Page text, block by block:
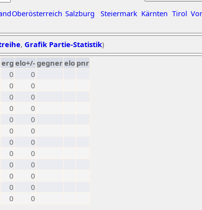
Oberösterreich Salzburg Steiermark Kärnten Tirol
, Grafik Partie-Statistik)
erg elo+/-gegnerelo pnr
0
0
0
0
0
0
0
0
0
0
0
0
0
0
0
0
0
0
0
0
0
0
0
0